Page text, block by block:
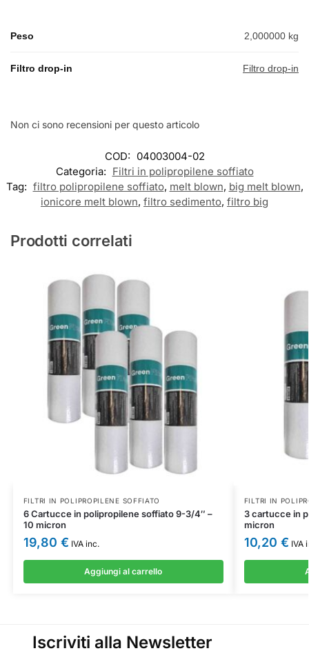
Peso 2,000000 kg
Filtro drop-in Filtro drop-in
Non ci sono recensioni per questo articolo
COD: 04003004-02
Categoria: Filtri in polipropilene soffiato
Tag: filtro polipropilene soffiato, melt blown, big melt blown,
ionicore melt blown, filtro sedimento, filtro big
Prodotti correlati
FILTRI IN POLIPROPILENE SOFFIATO
6 Cartucce in polipropilene soffiato 9-3/4″ –
10 micron
19,80 € IVA inc.
Aggiungi al carrello
FILTRI IN
3 cartucce in
micron
10,20 € IVA
Iscriviti alla Newsletter